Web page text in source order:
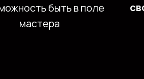
быть в поле
мастера